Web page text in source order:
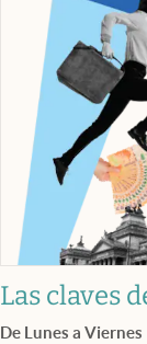
Las claves
De Lunes a Viernes